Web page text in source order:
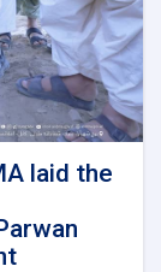
laid the